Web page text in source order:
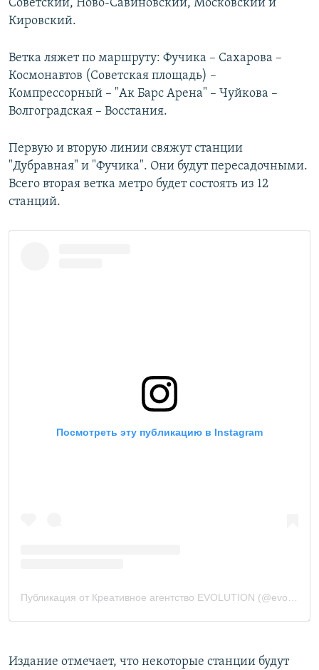
Советский, Ново-Савиновский, Московский и
Кировский.
Ветка ляжет по маршруту: Фучика – Сахарова –
Космонавтов (Советская площадь) –
Компрессорный – "Ак Барс Арена" – Чуйкова –
Волгоградская – Восстания.
Первую и вторую линии свяжут станции
"Дубравная" и "Фучика". Они будут пересадочными.
Всего вторая ветка метро будет состоять из 12
станций.
Издание отмечает, что некоторые станции будут